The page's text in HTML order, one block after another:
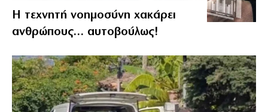
Η τεχνητή νοημοσύνη χακάρει
ανθρώπους… αυτοβούλως!